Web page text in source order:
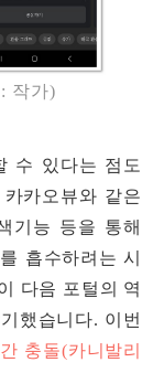
작가)
수 있다는 점도
카오뷰와 같은
기능 등을 통해
흡수하려는 시
다음 포털의 역
했습니다. 이번
충돌(카니발리